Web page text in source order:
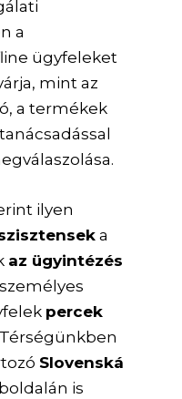
a
ügyfeleket
mint az
a termékek
ilyen
a
az ügyintézés
percek
Slovenská
is